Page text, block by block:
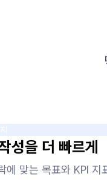
성을 더 빠르게
에 맞는 목표와 KPI 지